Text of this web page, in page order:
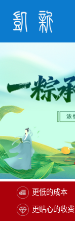
更低的成本
更贴心的收费